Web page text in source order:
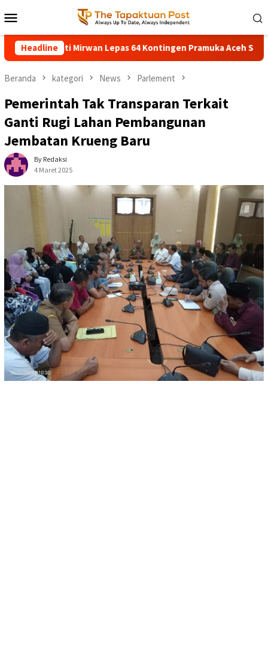
ke
kontenMobile
Headline
Bupati Mirwan Lepas 64 Kontingen Pramuka Aceh Selatan ke
Beranda kategori News Parlement
Pemerintah Tak Transparan Terkait
Ganti Rugi Lahan Pembangunan
Jembatan Krueng Baru
By Redaksi
4 Maret 2025